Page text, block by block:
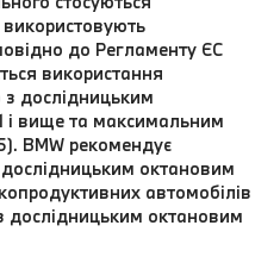
до Регламенту ЄС
використання
дослідницьким
і вище та максимальним
BMW рекомендує
октановим
автомобілів
дослідницьким октановим